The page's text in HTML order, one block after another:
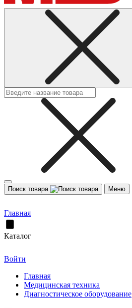
Поиск товара Меню
Главная
Каталог
Войти
Главная
Медицинская техника
Диагностическое оборудование